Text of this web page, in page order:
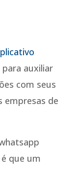
auxiliar
com seus
empresas de
que um